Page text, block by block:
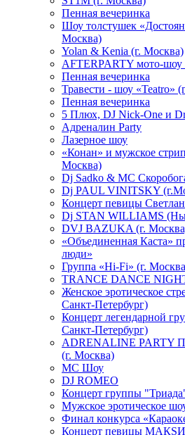
Пенная вечеринка
Шоу толстушек
Москва)
Yolan & Kenia (г. Москва)
AFTERPARTY мото-
Пенная вечеринка
Травести - шоу «Teatro»
Пенная вечеринка
5 Плюх, DJ Nick-One и
Адреналин Party
Лазерное шоу
«Конан» и мужское
Москва)
Dj Sadko & МС
Dj PAUL VINITSKY
Концерт певицы
Dj STAN WILLIAMS
DVJ BAZUKA (г.
«Объединенная Каста»
люди»
Группа «Hi-Fi» (г.
TRANCE DANCE
Женское эротическое
Санкт-Петербург)
Концерт легендарной
Санкт-Петербург)
ADRENALINE
(г. Москва)
MC Шоу
DJ ROMEO
Концерт группы
Мужское эротическое
Финал конкурса
Концерт певицы